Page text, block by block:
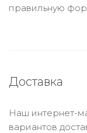
правильную
Доставка
Наш интернет-
вариантов